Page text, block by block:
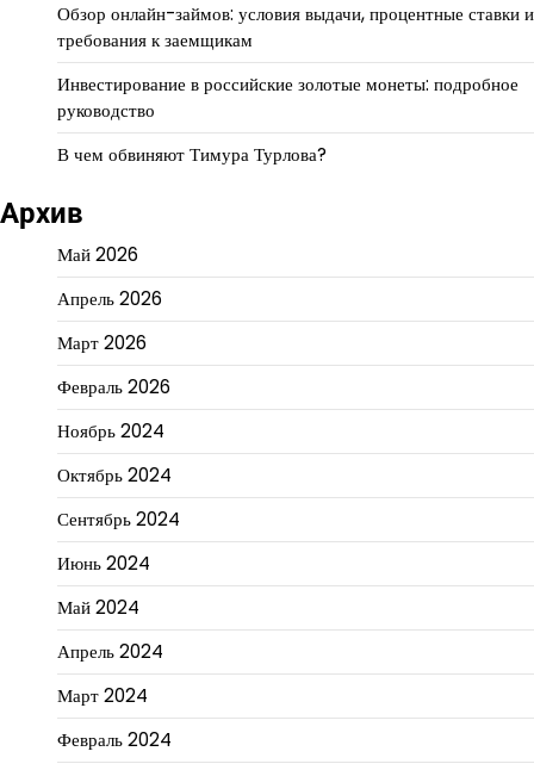
Обзор онлайн-займов: условия выдачи, процентные ставки и
требования к заемщикам
Инвестирование в российские золотые монеты: подробное
руководство
В чем обвиняют Тимура Турлова?
Архив
Май 2026
Апрель 2026
Март 2026
Февраль 2026
Ноябрь 2024
Октябрь 2024
Сентябрь 2024
Июнь 2024
Май 2024
Апрель 2024
Март 2024
Февраль 2024